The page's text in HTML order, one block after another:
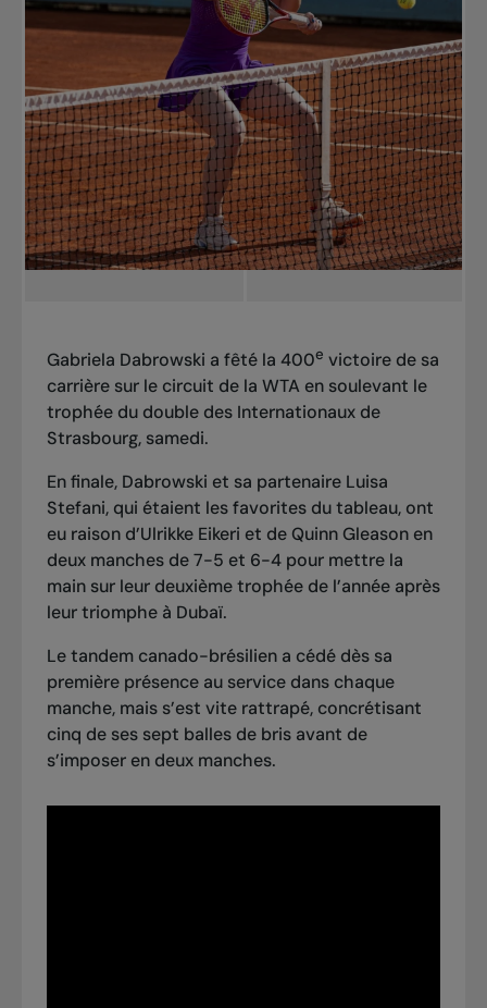
Gabriela Dabrowski a fêté la 400e victoire de sa
carrière sur le circuit de la WTA en soulevant le
trophée du double des Internationaux de
Strasbourg, samedi.
En finale, Dabrowski et sa partenaire Luisa
Stefani, qui étaient les favorites du tableau, ont
eu raison d’Ulrikke Eikeri et de Quinn Gleason en
deux manches de 7-5 et 6-4 pour mettre la
main sur leur deuxième trophée de l’année après
leur triomphe à Dubaï.
Le tandem canado-brésilien a cédé dès sa
première présence au service dans chaque
manche, mais s’est vite rattrapé, concrétisant
cinq de ses sept balles de bris avant de
s’imposer en deux manches.